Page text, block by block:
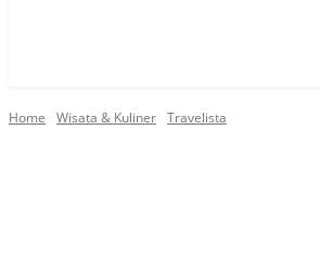
Home Wisata & Kuliner Travelista